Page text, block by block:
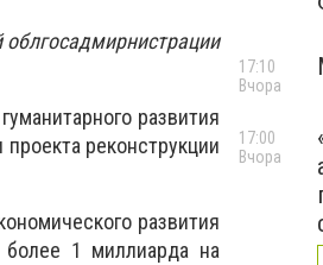
развития
реконструкции
развития
1 миллиарда на
17:10
Вчора
17:00
Вчора